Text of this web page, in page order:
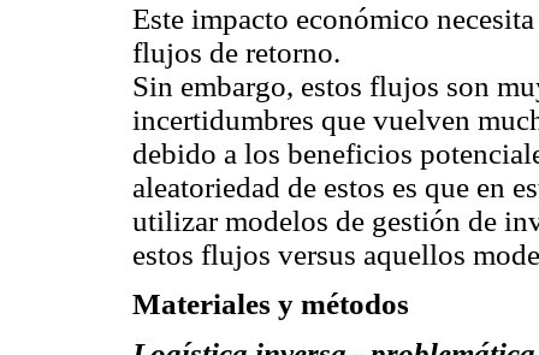
Este impacto económico
flujos de retorno.
Sin embargo, estos flujos son
incertidumbres que vuelven
debido a los beneficios
aleatoriedad de estos es que en
utilizar modelos de gestión de
estos flujos versus aquellos
Materiales y métodos